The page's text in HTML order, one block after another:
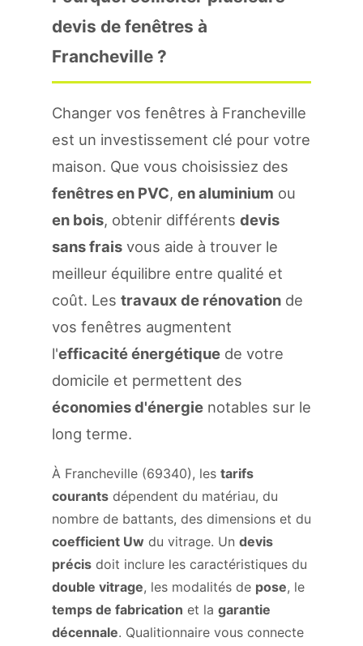
devis de fenêtres à
Francheville ?
Changer vos fenêtres à Francheville
est un investissement clé pour votre
maison. Que vous choisissiez des
fenêtres en PVC, en aluminium ou
en bois, obtenir différents devis
sans frais vous aide à trouver le
meilleur équilibre entre qualité et
coût. Les travaux de rénovation de
vos fenêtres augmentent
l'efficacité énergétique de votre
domicile et permettent des
économies d'énergie notables sur le
long terme.
À Francheville (69340), les tarifs
courants dépendent du matériau, du
nombre de battants, des dimensions et du
coefficient Uw du vitrage. Un devis
précis doit inclure les caractéristiques du
double vitrage, les modalités de pose, le
temps de fabrication et la garantie
décennale. Qualitionnaire vous connecte